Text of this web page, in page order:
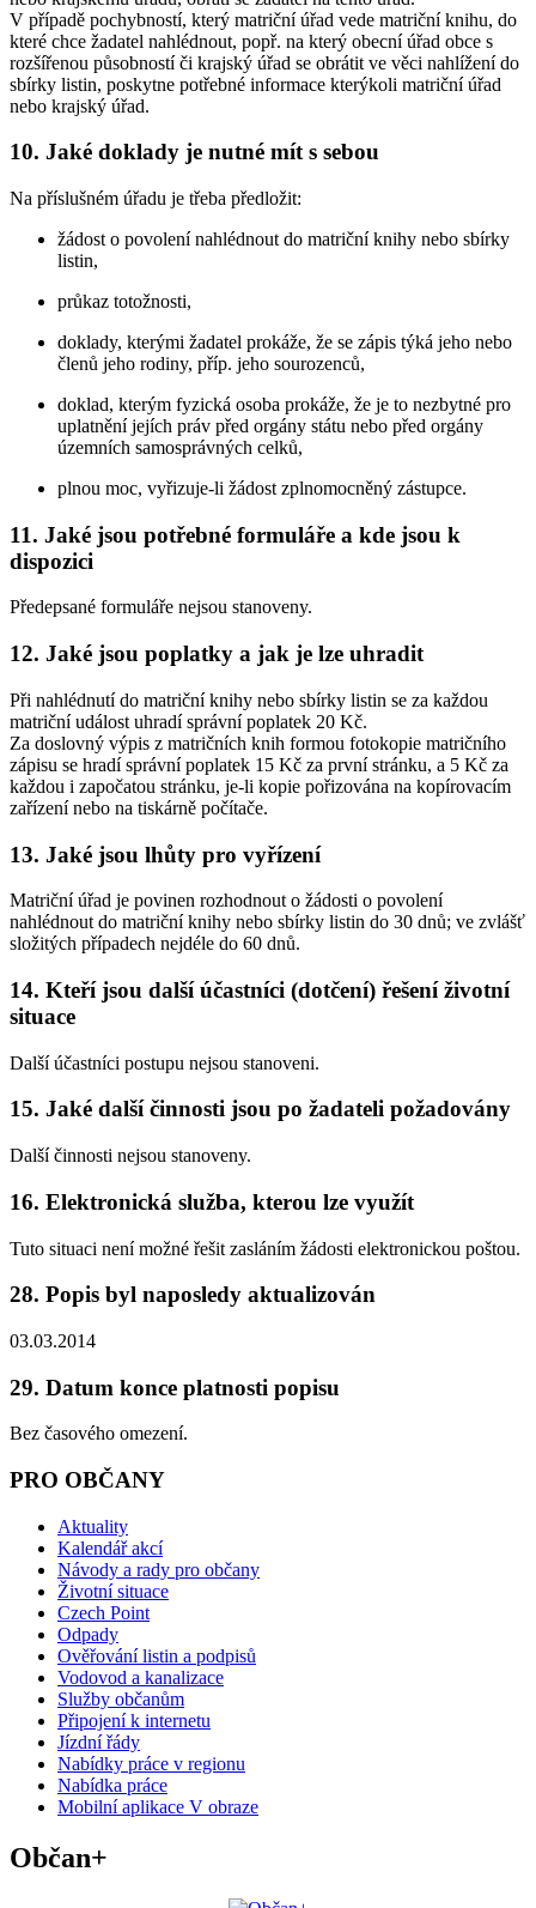
V případě pochybností, který matriční úřad vede matriční knihu, do
které chce žadatel nahlédnout, popř. na který obecní úřad obce s
rozšířenou působností či krajský úřad se obrátit ve věci nahlížení do
sbírky listin, poskytne potřebné informace kterýkoli matriční úřad
nebo krajský úřad.
10. Jaké doklady je nutné mít s sebou
Na příslušném úřadu je třeba předložit:
žádost o povolení nahlédnout do matriční knihy nebo sbírky
listin,
průkaz totožnosti,
doklady, kterými žadatel prokáže, že se zápis týká jeho nebo
členů jeho rodiny, příp. jeho sourozenců,
doklad, kterým fyzická osoba prokáže, že je to nezbytné pro
uplatnění jejích práv před orgány státu nebo před orgány
územních samosprávných celků,
plnou moc, vyřizuje-li žádost zplnomocněný zástupce.
11. Jaké jsou potřebné formuláře a kde jsou k
dispozici
Předepsané formuláře nejsou stanoveny.
12. Jaké jsou poplatky a jak je lze uhradit
Při nahlédnutí do matriční knihy nebo sbírky listin se za každou
matriční událost uhradí správní poplatek 20 Kč.
Za doslovný výpis z matričních knih formou fotokopie matričního
zápisu se hradí správní poplatek 15 Kč za první stránku, a 5 Kč za
každou i započatou stránku, je-li kopie pořizována na kopírovacím
zařízení nebo na tiskárně počítače.
13. Jaké jsou lhůty pro vyřízení
Matriční úřad je povinen rozhodnout o žádosti o povolení
nahlédnout do matriční knihy nebo sbírky listin do 30 dnů; ve zvlášť
složitých případech nejdéle do 60 dnů.
14. Kteří jsou další účastníci (dotčení) řešení životní
situace
Další účastníci postupu nejsou stanoveni.
15. Jaké další činnosti jsou po žadateli požadovány
Další činnosti nejsou stanoveny.
16. Elektronická služba, kterou lze využít
Tuto situaci není možné řešit zasláním žádosti elektronickou poštou.
28. Popis byl naposledy aktualizován
03.03.2014
29. Datum konce platnosti popisu
Bez časového omezení.
PRO OBČANY
Aktuality
Kalendář akcí
Návody a rady pro občany
Životní situace
Czech Point
Odpady
Ověřování listin a podpisů
Vodovod a kanalizace
Služby občanům
Připojení k internetu
Jízdní řády
Nabídky práce v regionu
Nabídka práce
Mobilní aplikace V obraze
Občan+